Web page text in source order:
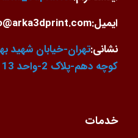
ایمیل:info@arka3dprint.com
نشانی:تهران-خیابان شهید
کوچه دهم-پلاک 2-واحد 13
خدمات